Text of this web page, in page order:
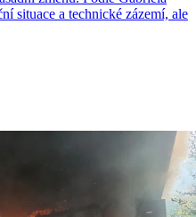
situace a technické zázemí, ale